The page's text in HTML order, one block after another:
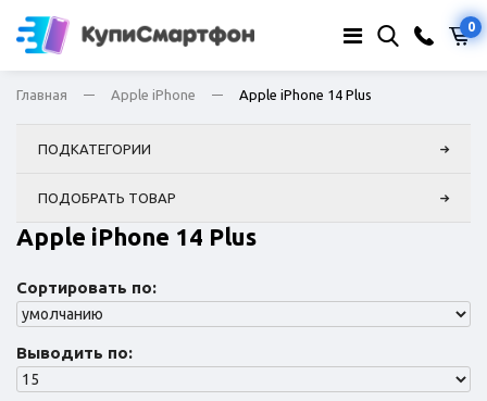
0
Главная Apple iPhone Apple iPhone 14 Plus
ПОДКАТЕГОРИИ
ПОДОБРАТЬ ТОВАР
Apple iPhone 14 Plus
Сортировать по:
Выводить по: